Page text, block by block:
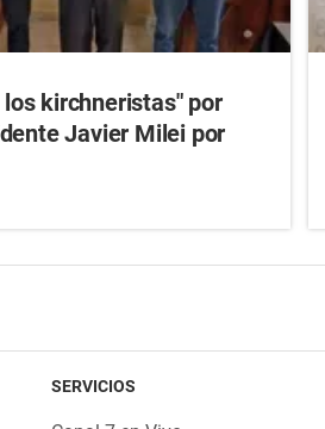
kirchneristas" por
Javier Milei por
SERVICIOS